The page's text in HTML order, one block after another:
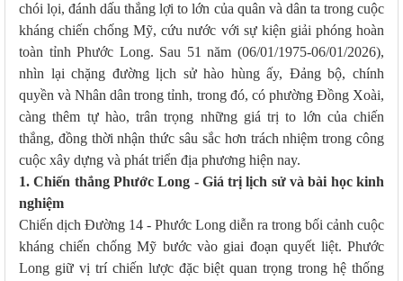
chói lọi, đánh dấu thắng lợi to lớn của quân và dân ta trong cuộc
kháng chiến chống Mỹ, cứu nước với sự kiện giải phóng hoàn
toàn tỉnh Phước Long. Sau 51 năm (06/01/1975-06/01/2026),
nhìn lại chặng đường lịch sử hào hùng ấy, Đảng bộ, chính
quyền và Nhân dân trong tỉnh, trong đó, có phường Đồng Xoài,
càng thêm tự hào, trân trọng những giá trị to lớn của chiến
thắng, đồng thời nhận thức sâu sắc hơn trách nhiệm trong công
cuộc xây dựng và phát triển địa phương hiện nay.
1. Chiến thắng Phước Long - Giá trị lịch sử và bài học kinh
nghiệm
Chiến dịch Đường 14 - Phước Long diễn ra trong bối cảnh cuộc
kháng chiến chống Mỹ bước vào giai đoạn quyết liệt. Phước
Long giữ vị trí chiến lược đặc biệt quan trọng trong hệ thống